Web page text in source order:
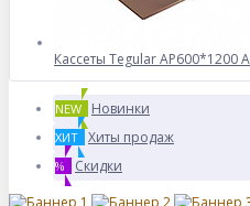
Кассеты Tegular AP600*1200
NEW Новинки
ХИТ Хиты продаж
% Скидки